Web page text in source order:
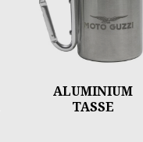
ALUMINIUM
TASSE